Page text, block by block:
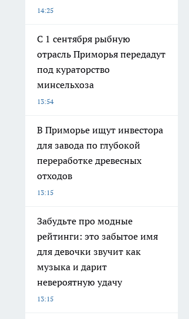
14:25
С 1 сентября рыбную
отрасль Приморья передадут
под кураторство
минсельхоза
13:54
В Приморье ищут инвестора
для завода по глубокой
переработке древесных
отходов
13:15
Забудьте про модные
рейтинги: это забытое имя
для девочки звучит как
музыка и дарит
невероятную удачу
13:15